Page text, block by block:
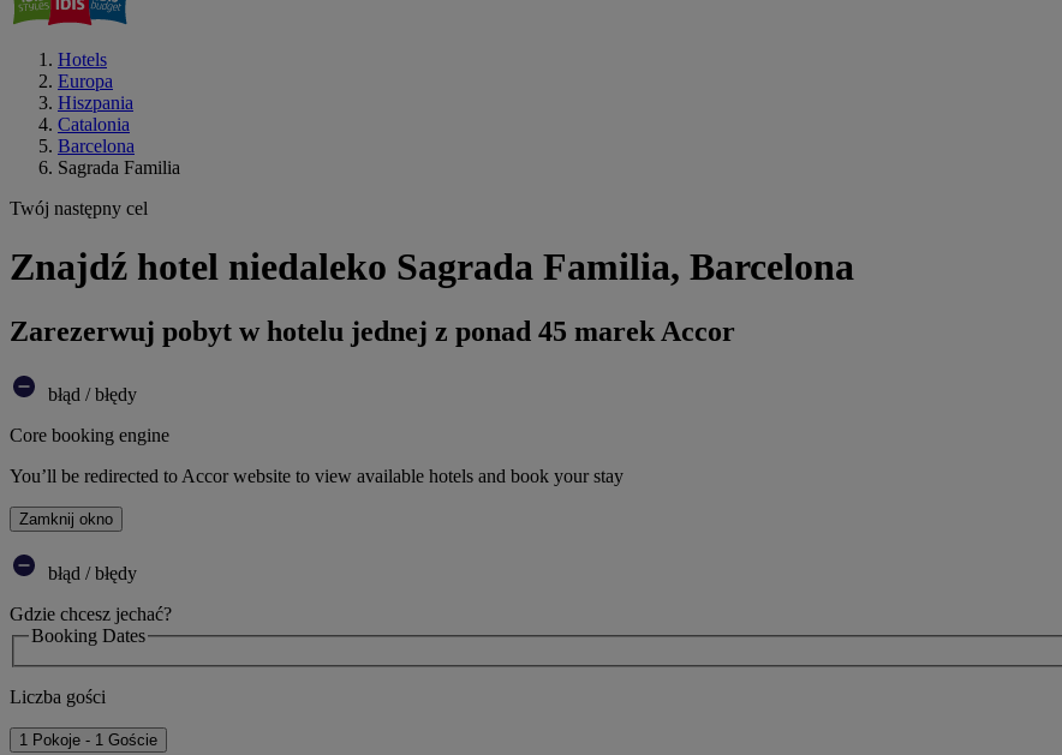
Hotels
Europa
Hiszpania
Catalonia
Barcelona
Sagrada Familia
Twój następny cel
Znajdź hotel niedaleko Sagrada Familia, Barcelona
Zarezerwuj pobyt w hotelu jednej z ponad 45 marek Accor
błąd / błędy
Core booking engine
You’ll be redirected to Accor website to view available hotels and book your stay
Zamknij okno
błąd / błędy
Gdzie chcesz jechać?
Booking Dates
Liczba gości
1 Pokoje - 1 Goście